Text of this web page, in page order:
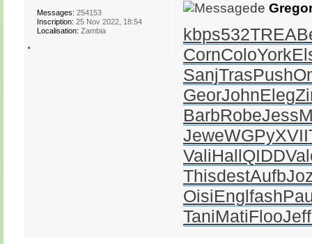
de
kbps532TREA
CornColoYork
SanjTrasPush
GeorJohnEleg
BarbRobeJess
JeweWGPyXVII
ValiHall QIDD
ThisdestAufb
OisiEngl fash
TaniMatiFlooJeff
Messages: 254153
Inscription: 25 Nov 2022, 18:54
Localisation: Zambia